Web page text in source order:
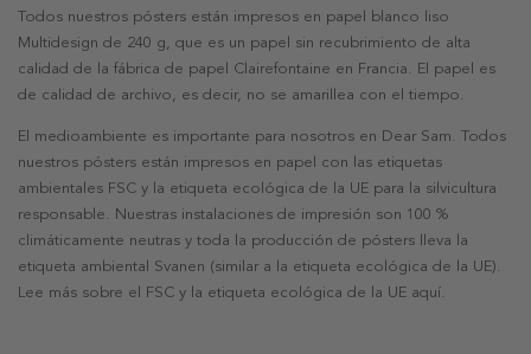
Todos nuestros pósters están impresos en papel blanco liso
Multidesign de 240 g, que es un papel sin recubrimiento de alta
calidad de la fábrica de papel Clairefontaine en Francia. El papel es
de calidad de archivo, es decir, no se amarillea con el tiempo.
El medioambiente es importante para nosotros en Dear Sam. Todos
nuestros pósters están impresos en papel con las etiquetas
ambientales FSC y la etiqueta ecológica de la UE para la silvicultura
responsable. Nuestras instalaciones de impresión son 100 %
climáticamente neutras y toda la producción de pósters lleva la
etiqueta ambiental Svanen (similar a la etiqueta ecológica de la UE).
Lee más sobre el FSC y la etiqueta ecológica de la UE aquí.